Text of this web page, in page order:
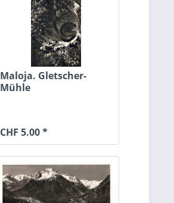
Maloja. Gletscher-
Mühle
CHF 5.00 *